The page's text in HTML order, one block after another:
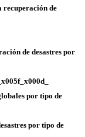
recuperación de
de desastres por
por tipo de
por tipo de